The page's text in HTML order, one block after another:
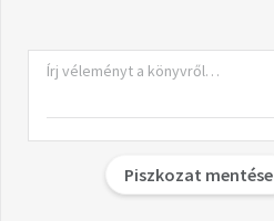
Piszkozat mentése